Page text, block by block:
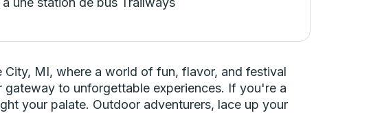
MI, where a world of fun, flavor, and festival
to unforgettable experiences. If you're a
your palate. Outdoor adventurers, lace up your